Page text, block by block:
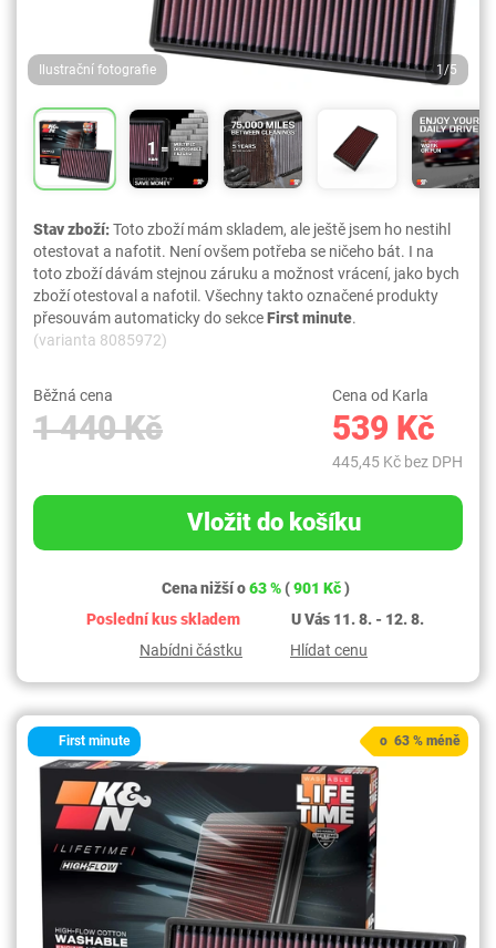
Ilustrační fotografie 1/5
Stav zboží:Toto zboží mám skladem, ale ještě jsem ho nestihl
otestovat a nafotit. Není ovšem potřeba se ničeho bát. I na
toto zboží dávám stejnou záruku a možnost vrácení, jako bych
zboží otestoval a nafotil. Všechny takto označené produkty
přesouvám automaticky do sekceFirst minute.
(varianta 8085972)
Běžná cena
1 440 Kč
Cena od Karla
539 Kč
445,45 Kč bez DPH
Vložit do košíku
Cena nižší o63 %(901 Kč)
Poslední kus skladem
U Vás 11. 8. - 12. 8.
Nabídni částku
Hlídat cenu
First minute o 63 % méně